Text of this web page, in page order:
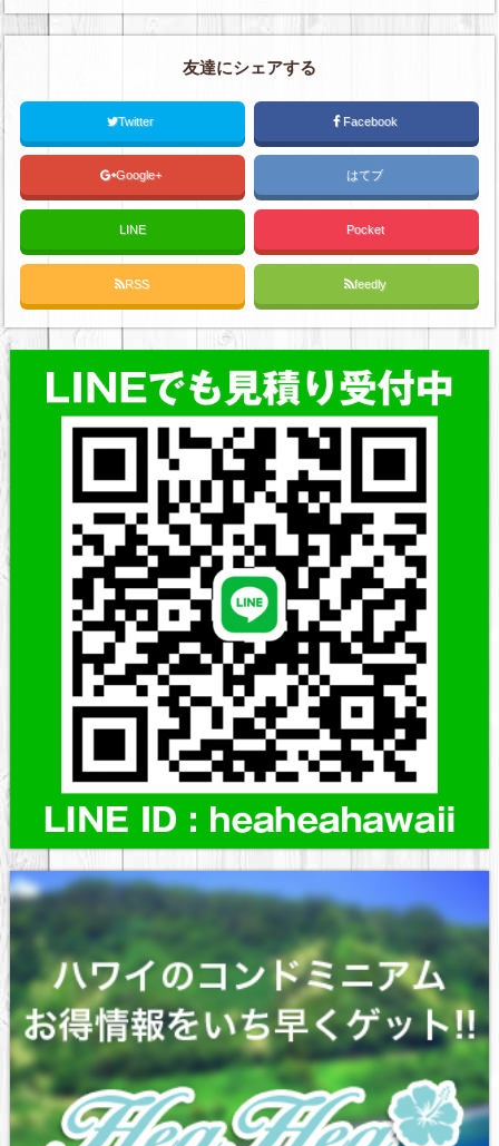
友達にシェアする
Twitter Facebook
Google+ はてブ
LINE Pocket
RSS feedly